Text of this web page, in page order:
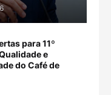
para 11º
e
do Café de